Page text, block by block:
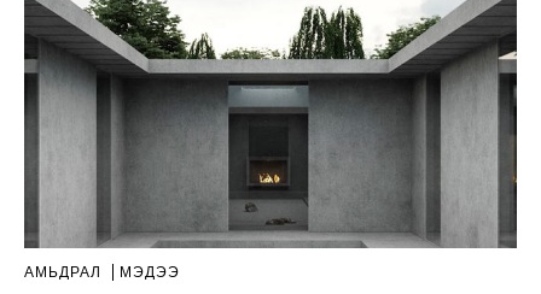
АМЬДРАЛ МЭДЭЭ